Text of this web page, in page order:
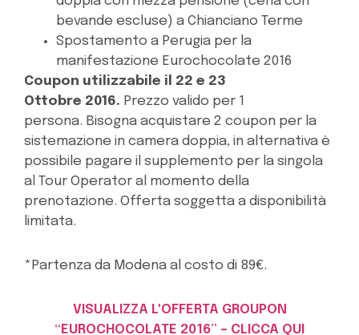
bevande escluse) a Chianciano Terme
Spostamento a Perugia per la
manifestazione Eurochocolate 2016
Coupon utilizzabile il 22 e 23
Ottobre 2016. Prezzo valido per 1
persona. Bisogna acquistare 2 coupon per la
sistemazione in camera doppia, in alternativa è
possibile pagare il supplemento per la singola
al Tour Operator al momento della
prenotazione. Offerta soggetta a disponibilità
limitata.
*Partenza da Modena al costo di 89€.
VISUALIZZA L'OFFERTA GROUPON
“EUROCHOCOLATE 2016” – CLICCA QUI